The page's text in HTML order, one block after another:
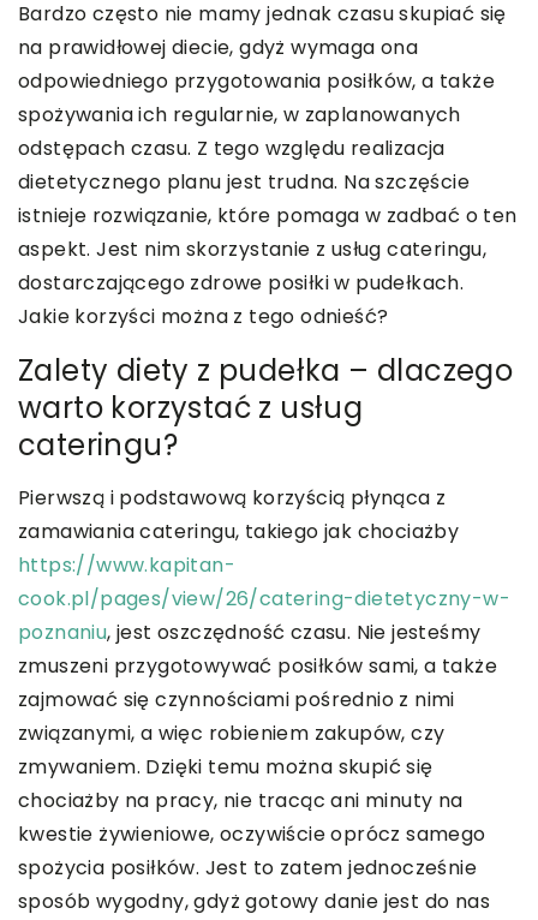
Bardzo często nie mamy jednak czasu skupiać się
na prawidłowej diecie, gdyż wymaga ona
odpowiedniego przygotowania posiłków, a także
spożywania ich regularnie, w zaplanowanych
odstępach czasu. Z tego względu realizacja
dietetycznego planu jest trudna. Na szczęście
istnieje rozwiązanie, które pomaga w zadbać o ten
aspekt. Jest nim skorzystanie z usług cateringu,
dostarczającego zdrowe posiłki w pudełkach.
Jakie korzyści można z tego odnieść?
Zalety diety z pudełka – dlaczego
warto korzystać z usług
cateringu?
Pierwszą i podstawową korzyścią płynąca z
zamawiania cateringu, takiego jak chociażby
https://www.kapitan-
cook.pl/pages/view/26/catering-dietetyczny-w-
poznaniu, jest oszczędność czasu. Nie jesteśmy
zmuszeni przygotowywać posiłków sami, a także
zajmować się czynnościami pośrednio z nimi
związanymi, a więc robieniem zakupów, czy
zmywaniem. Dzięki temu można skupić się
chociażby na pracy, nie tracąc ani minuty na
kwestie żywieniowe, oczywiście oprócz samego
spożycia posiłków. Jest to zatem jednocześnie
sposób wygodny, gdyż gotowy danie jest do nas